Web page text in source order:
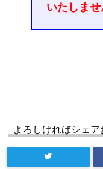
いたしませ
よろしければシェ